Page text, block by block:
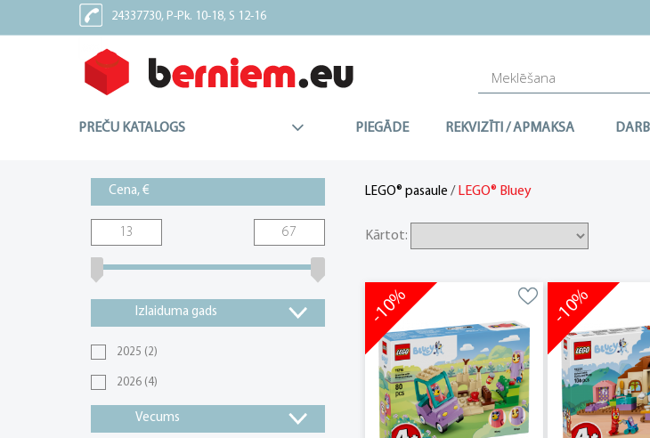
24337730, P-Pk. 10-18, S 12-16
24337227, Sv - Brīvdiena
PREČU KATALOGS PIEGĀDE REKVIZĪTI / APMAKSA
Cena, €
Izlaiduma gads
2025 (2)
2026 (4)
Vecums
LEGO® pasaule / LEGO® Bluey
Kārtot:
-10% -10%